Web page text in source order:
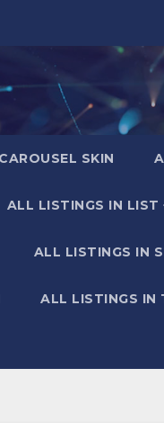
SKIN
ALL LISTINGS IN LIST
ALL LISTINGS IN
ALL LISTINGS IN